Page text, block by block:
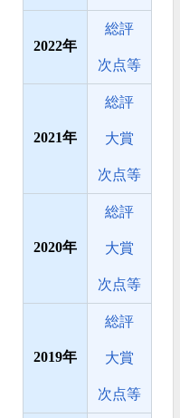
2022
総評
次点等
2021
総評
大賞
次点等
2020
総評
大賞
次点等
2019
総評
大賞
次点等